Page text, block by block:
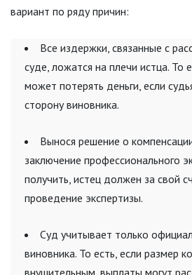
вариант по ряду причин:
Все издержки, связанные с
суде, ложатся на плечи истца. То
может потерять деньги, если
сторону виновника.
Вынося решение о
заключение профессионального
получить, истец должен за свой
проведение экспертизы.
Суд учитывает только
виновника. То есть, если размер
внушительным, выплаты могут